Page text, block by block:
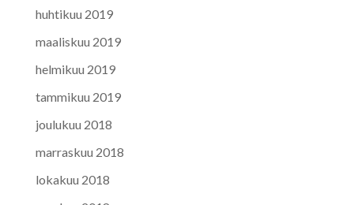
huhtikuu 2019
maaliskuu 2019
helmikuu 2019
tammikuu 2019
joulukuu 2018
marraskuu 2018
lokakuu 2018